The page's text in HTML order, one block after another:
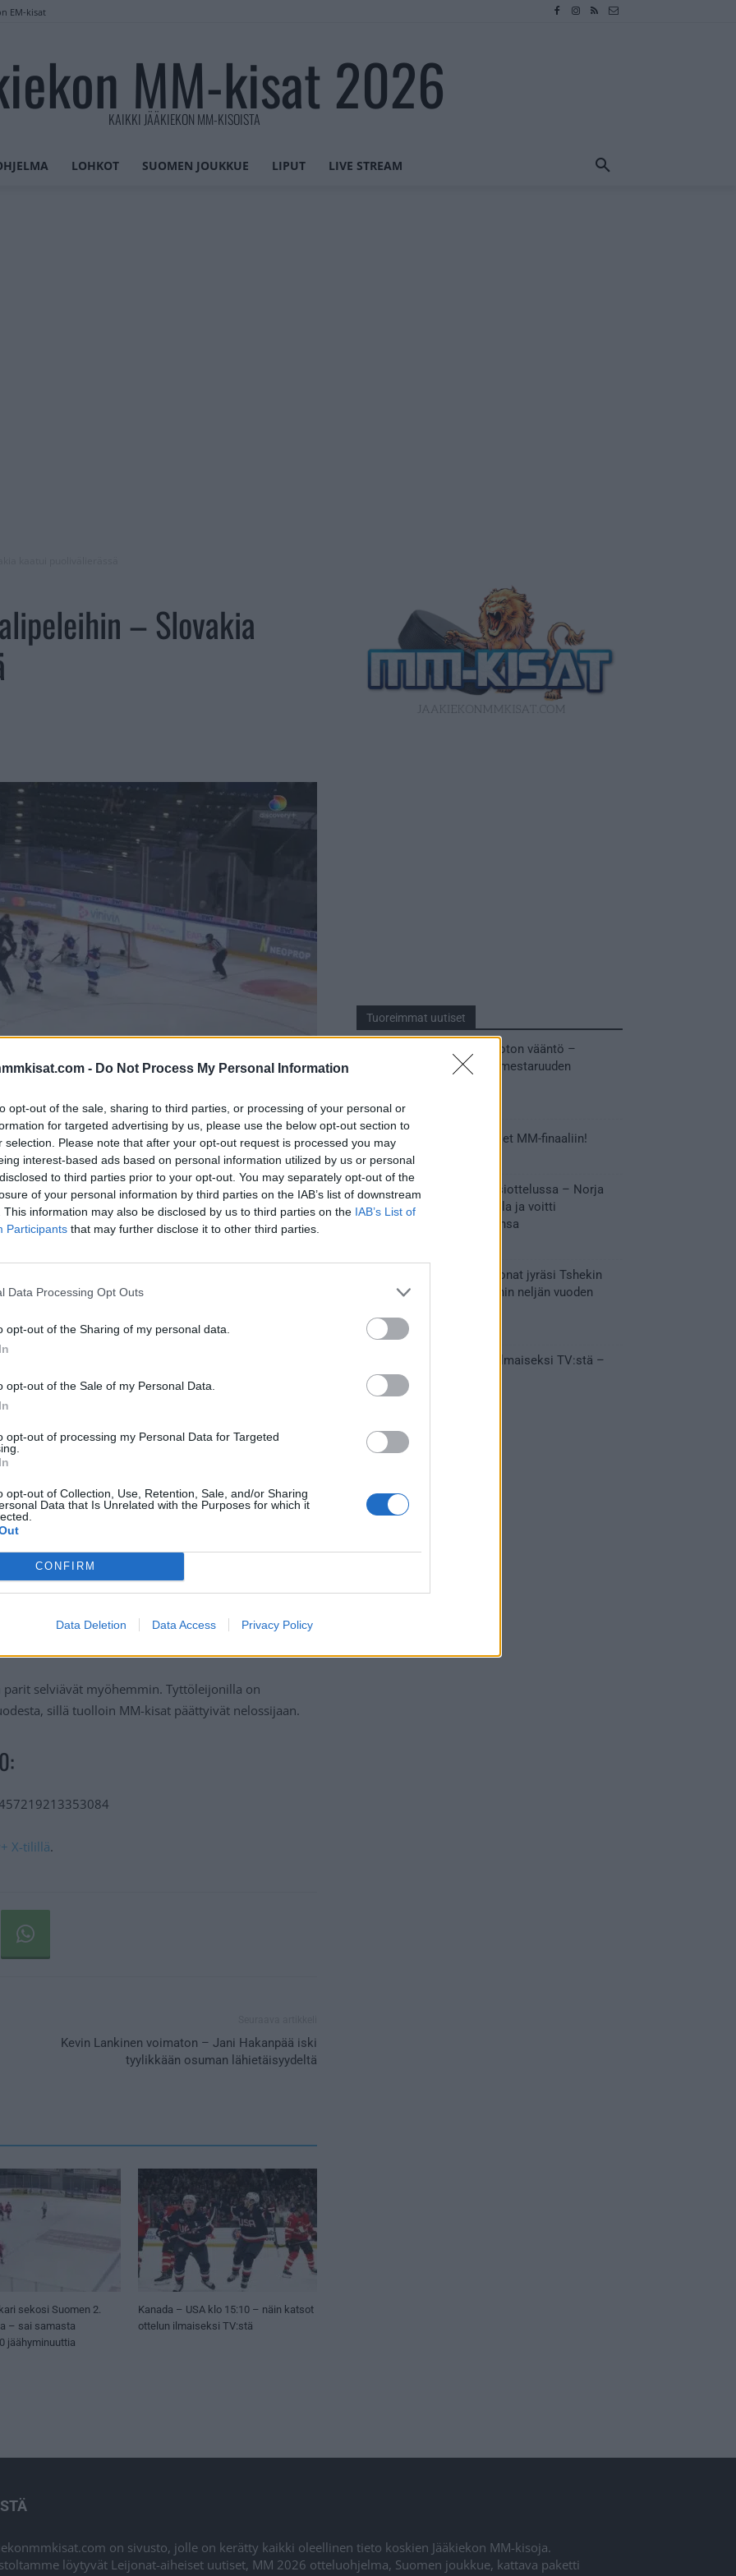
- Do Not Process My Personal Information
opt-out of the sale, sharing to third parties, or processing of your personal or
for targeted advertising by us, please use the below opt-out section to
selection. Please note that after your opt-out request is processed you may
interest-based ads based on personal information utilized by us or personal
to third parties prior to your opt-out. You may separately opt-out of the
of your personal information by third parties on the IAB’s list of downstream
This information may also be disclosed by us to third parties on the IAB’s List of
Participants that may further disclose it to other third parties.
Data Processing Opt Outs
opt-out of the Sharing of my personal data.
opt-out of the Sale of my Personal Data.
opt-out of processing my Personal Data for Targeted
opt-out of Collection, Use, Retention, Sale, and/or Sharing
Data that Is Unrelated with the Purposes for which it
CONFIRM
Data Deletion Data Access Privacy Policy
EM-kisat
MM-kisat 2026
KAIKKI JÄÄKIEKON MM-KISOISTA
LOHKOT SUOMEN JOUKKUE LIPUT LIVE STREAM
– Slovakia
kisojen neljän parhaan joukkoon kaadettuaan
krouvin, kunnesJulia Kuusistoonnistui
asti, kunnes
– ja kun lisäosumat jäivät myös Suomelta
Suomelta alkuun hyvin, kun sekä Tshekki että
Kanada oli murskaavan ylivoimainenlukemin
selviävät myöhemmin. Tyttöleijonilla on
sillä tuolloin MM-kisat päättyivät nelossijaan.
X-tilillä.
Kevin Lankinen voimaton – Jani Hakanpää iski
tyylikkään osuman lähietäisyydeltä
sekosi Suomen 2.
– sai samasta
jäähyminuuttia
Kanada – USA klo 15:10 – näin katsot
ottelun ilmaiseksi TV:stä
Tuoreimmat uutiset
MM-kullasta käytiin armoton vääntö –
Leijonat voitti maailmanmestaruuden
31.05.2026 23:27
Tässä Leijonien kentälliset MM-finaaliin!
31.05.2026 18:37
Huikeaa draamaa pronssiottelussa – Norja
kaatoi Kanadan jatkoajalla ja voitti
ensimmäisen MM-mitalinsa
Vakuuttava esitys – Leijonat jyräsi Tshekin
nurin ja eteni mitalipeleihin neljän vuoden
28.05.2026 19:11
Suomi – Tshekki näkyy ilmaiseksi TV:stä –
näin aukeaa live stream
28.05.2026 15:09
on sivusto, jolle on kerätty kaikki oleellinen tieto koskien Jääkiekon MM-kisoja.
löytyvät Leijonat-aiheiset uutiset, MM 2026 otteluohjelma, Suomen joukkue, kattava paketti